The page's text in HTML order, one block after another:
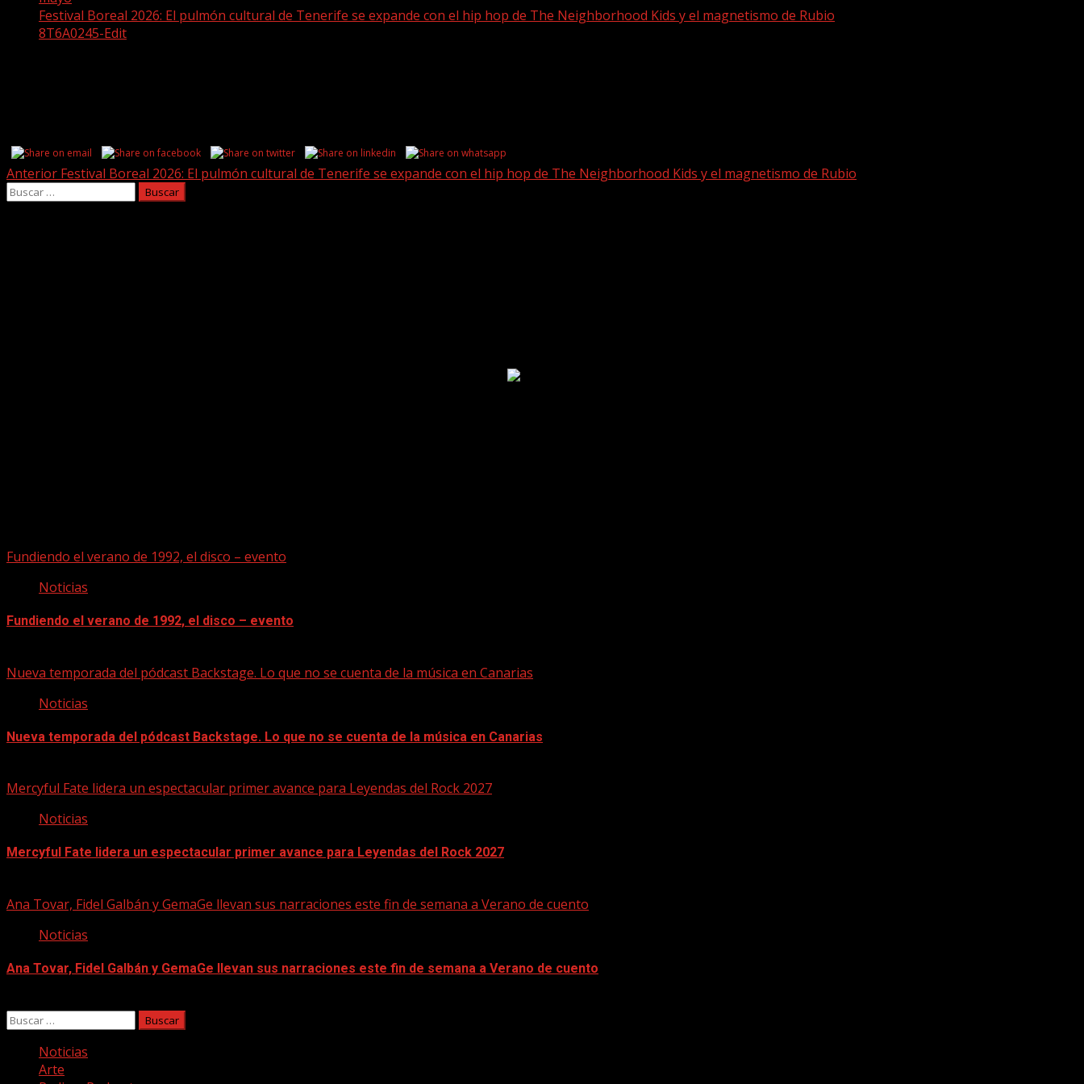
Festival Boreal 2026: El pulmón cultural de Tenerife se expande con el hip hop de The Neighborhood Kids y el magnetismo de Rubio
8T6A0245-Edit
Post
navigation
Anterior Festival Boreal 2026: El pulmón cultural de Tenerife se expande con el hip hop de The Neighborhood Kids y el magnetismo de Rubio
Buscar:
Fundiendo el verano de 1992, el disco – evento
Noticias
Fundiendo el verano de 1992, el disco – evento
Nueva temporada del pódcast Backstage. Lo que no se cuenta de la música en Canarias
Noticias
Nueva temporada del pódcast Backstage. Lo que no se cuenta de la música en Canarias
Mercyful Fate lidera un espectacular primer avance para Leyendas del Rock 2027
Noticias
Mercyful Fate lidera un espectacular primer avance para Leyendas del Rock 2027
Ana Tovar, Fidel Galbán y GemaGe llevan sus narraciones este fin de semana a Verano de cuento
Noticias
Ana Tovar, Fidel Galbán y GemaGe llevan sus narraciones este fin de semana a Verano de cuento
Buscar:
Noticias
Arte